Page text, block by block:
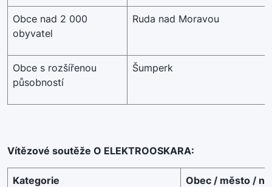
Obce nad 2 000
obyvatel
Ruda nad Moravou
Obce s rozšířenou
působností
Šumperk
Vítězové soutěže O ELEKTROOSKARA:
Kategorie
Obec / město /